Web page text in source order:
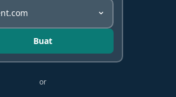
Buat
or